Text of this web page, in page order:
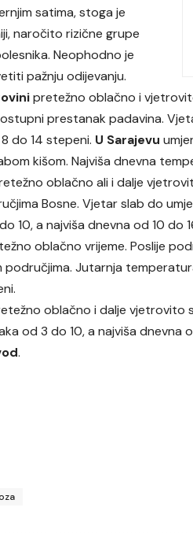
satima, stoga je
naročito rizične grupe
Neophodno je
pažnju odijevanju.
pretežno oblačno i
prestanak padavina.
do 14 stepeni. U Sarajevu
kišom. Najviša dnevna
oblačno ali i dalje
Bosne. Vjetar slab do
10, a najviša dnevna od 10 do
oblačno vrijeme. Poslije
područjima. Jutarnja
oblačno i dalje vjetrovito
od 3 do 10, a najviša dnevna
.